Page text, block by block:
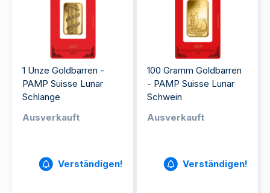
1 Unze Goldbarren -
PAMP Suisse Lunar
Schlange
Ausverkauft
Verständigen!
100 Gramm Goldbarren
- PAMP Suisse Lunar
Schwein
Ausverkauft
Verständigen!